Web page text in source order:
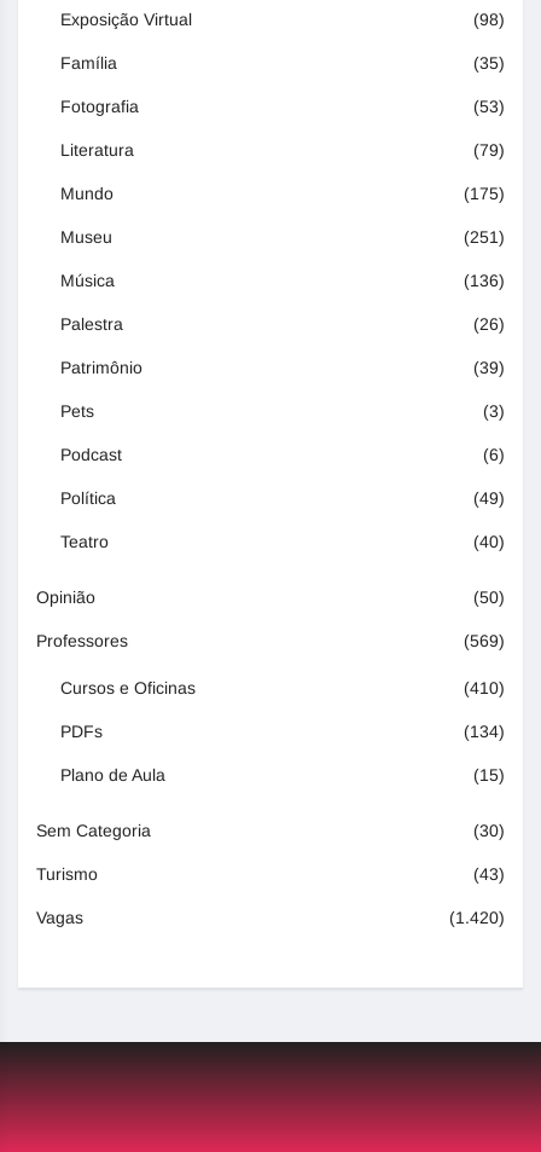
Exposição Virtual (98)
Família (35)
Fotografia (53)
Literatura (79)
Mundo (175)
Museu (251)
Música (136)
Palestra (26)
Patrimônio (39)
Pets (3)
Podcast (6)
Política (49)
Teatro (40)
Opinião (50)
Professores (569)
Cursos e Oficinas (410)
PDFs (134)
Plano de Aula (15)
Sem Categoria (30)
Turismo (43)
Vagas (1.420)